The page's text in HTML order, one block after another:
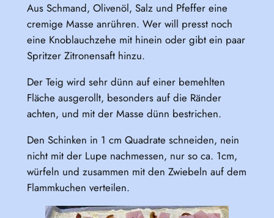
Aus Schmand, Olivenöl, Salz und Pfeffer eine
cremige Masse anrühren. Wer will presst noch
eine Knoblauchzehe mit hinein oder gibt ein paar
Spritzer Zitronensaft hinzu.
Der Teig wird sehr dünn auf einer bemehlten
Fläche ausgerollt, besonders auf die Ränder
achten, und mit der Masse dünn bestrichen.
Den Schinken in 1 cm Quadrate schneiden, nein
nicht mit der Lupe nachmessen, nur so ca. 1cm,
würfeln und zusammen mit den Zwiebeln auf dem
Flammkuchen verteilen.